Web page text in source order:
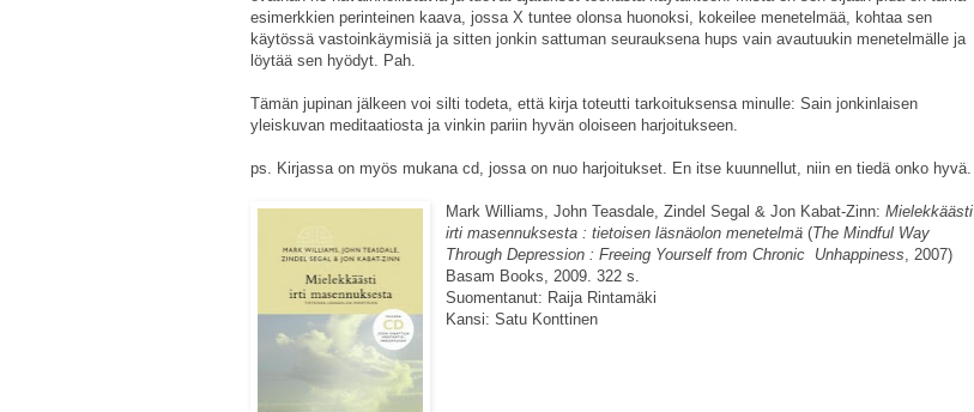
esimerkkien perinteinen kaava, jossa X tuntee olonsa huonoksi, kokeilee menetelmää, kohtaa sen
käytössä vastoinkäymisiä ja sitten jonkin sattuman seurauksena hups vain avautuukin menetelmälle ja
löytää sen hyödyt. Pah.
Tämän jupinan jälkeen voi silti todeta, että kirja toteutti tarkoituksensa minulle: Sain jonkinlaisen
yleiskuvan meditaatiosta ja vinkin pariin hyvän oloiseen harjoitukseen.
ps. Kirjassa on myös mukana cd, jossa on nuo harjoitukset. En itse kuunnellut, niin en tiedä onko hyvä.
Mark Williams, John Teasdale, Zindel Segal & Jon Kabat-Zinn:Mielekkäästi
irti masennuksesta : tietoisen läsnäolon menetelmä (The Mindful Way
Through Depression : Freeing Yourself from Chronic Unhappiness, 2007)
Basam Books, 2009. 322 s.
Suomentanut: Raija Rintamäki
Kansi: Satu Konttinen